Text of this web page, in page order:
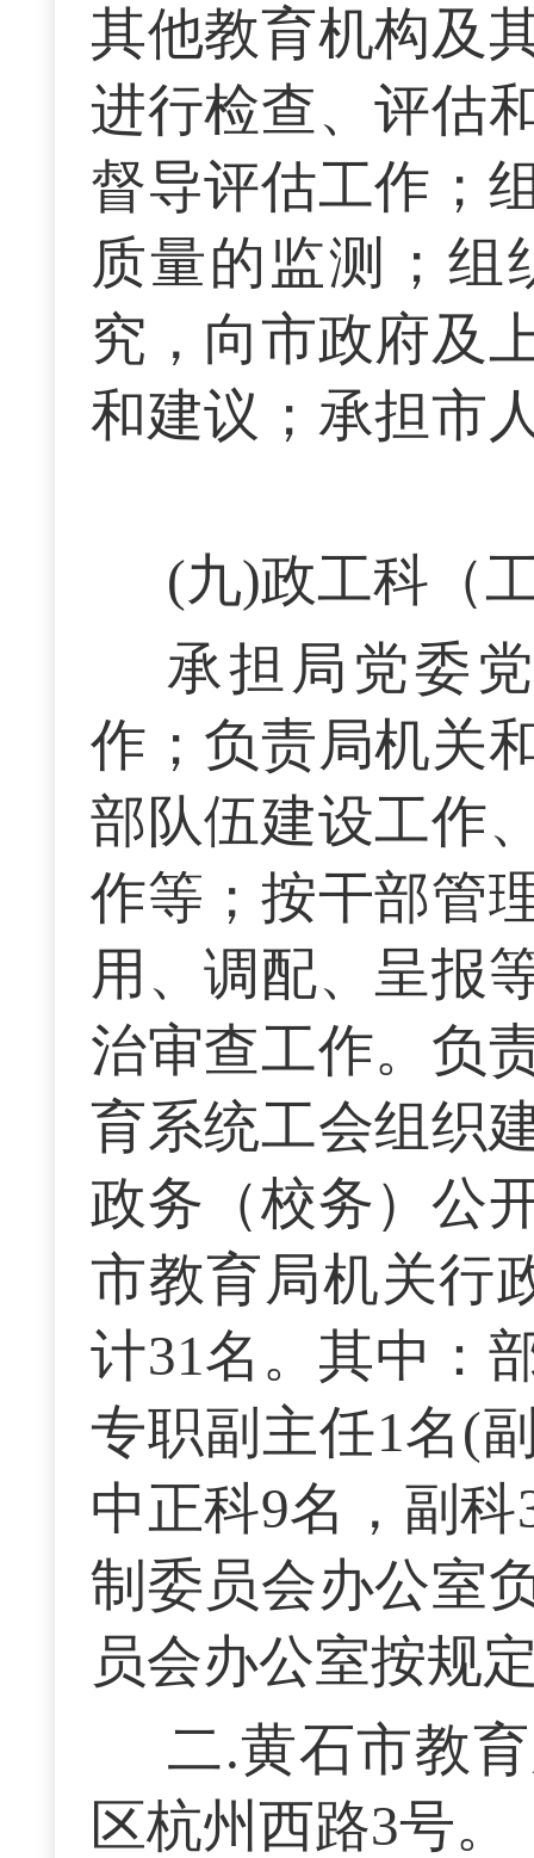
其他教育机构及
进行检查、评估
督导评估工作；
质量的监测；组
究，向市政府及
和建议；承担市
(九)政工科（
承担局党委
作；负责局机关
部队伍建设工作
作等；按干部管
用、调配、呈报
治审查工作。负
育系统工会组织
政务（校务）公
市教育局机关行
计31名。其中：
专职副主任1名(
中正科9名，副
制委员会办公室
员会办公室按规
二.黄石市教
区杭州西路3号